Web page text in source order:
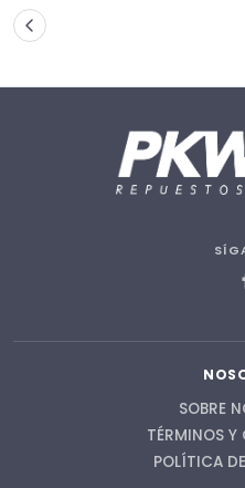
SOBRE
TÉRMINOS
POLÍTICA